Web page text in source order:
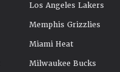
Los Angeles Lakers
Memphis Grizzlies
Miami Heat
Milwaukee Bucks